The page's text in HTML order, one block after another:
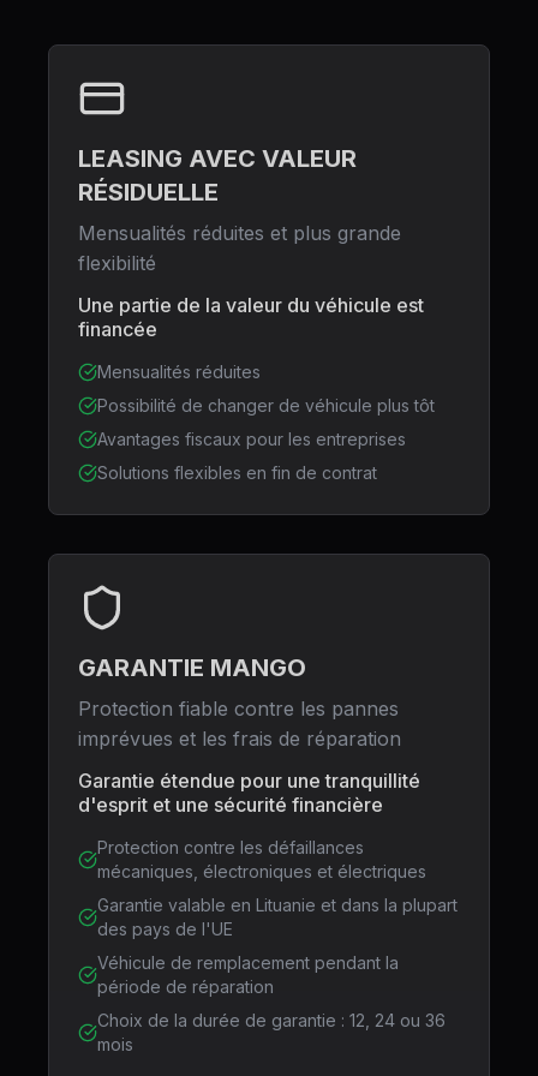
LEASING AVEC VALEUR
RÉSIDUELLE
Mensualités réduites et plus grande
flexibilité
Une partie de la valeur du véhicule est
financée
Mensualités réduites
Possibilité de changer de véhicule plus tôt
Avantages fiscaux pour les entreprises
Solutions flexibles en fin de contrat
GARANTIE MANGO
Protection fiable contre les pannes
imprévues et les frais de réparation
Garantie étendue pour une tranquillité
d'esprit et une sécurité financière
Protection contre les défaillances
mécaniques, électroniques et électriques
Garantie valable en Lituanie et dans la plupart
des pays de l'UE
Véhicule de remplacement pendant la
période de réparation
Choix de la durée de garantie : 12, 24 ou 36
mois